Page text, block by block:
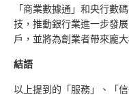
「商業數據通」和央行數
技，推動銀行業進一步發
戶，並將為創業者帶來龐大
結語
以上提到的「服務」、「